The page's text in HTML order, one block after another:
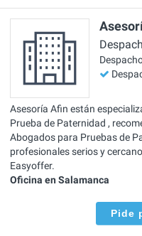
Asesoría Afin están
Prueba de Paternidad ,
Abogados para Pruebas de
profesionales serios y
Easyoffer.
Oficina en Salamanca
Pide